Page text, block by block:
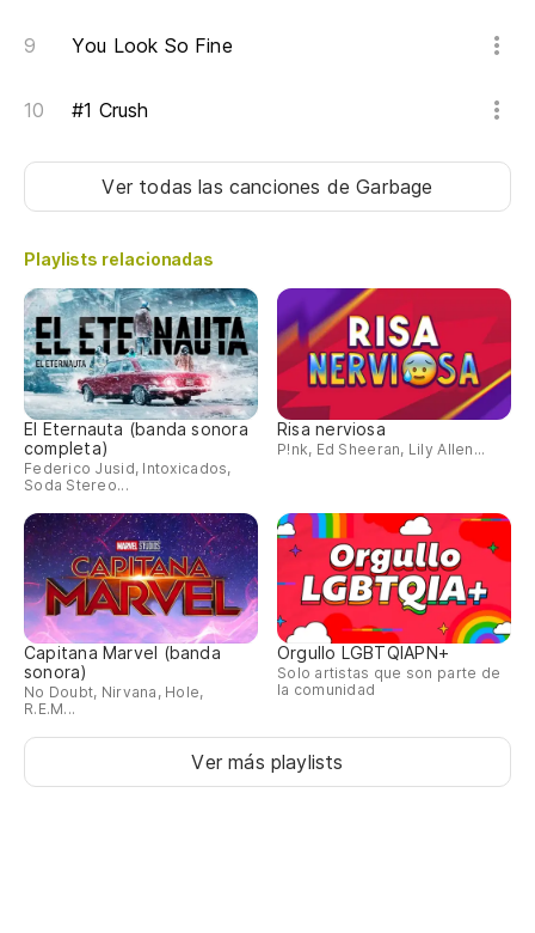
You Look So Fine
#1 Crush
Ver todas las canciones de Garbage
Playlists relacionadas
El Eternauta (banda sonora
completa)
Federico Jusid, Intoxicados,
Soda Stereo...
Risa nerviosa
P!nk, Ed Sheeran, Lily Allen...
Capitana Marvel (banda
sonora)
No Doubt, Nirvana, Hole,
R.E.M...
Orgullo LGBTQIAPN+
Solo artistas que son parte de
la comunidad
Ver más playlists